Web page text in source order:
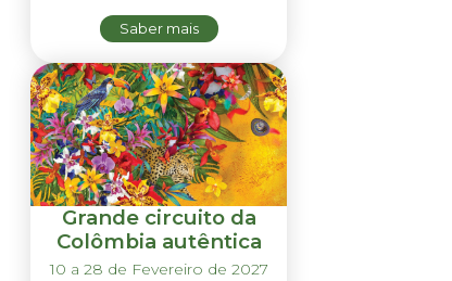
Saber mais
Grande circuito da
Colômbia autêntica
10 a 28 de Fevereiro de 2027